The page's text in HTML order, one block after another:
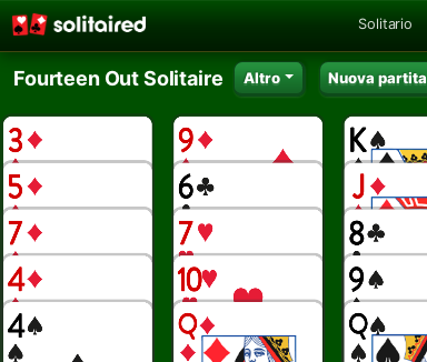
Solitario
Fourteen Out Solitaire Altro Nuova partita